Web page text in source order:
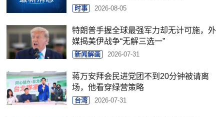
时事 2026-08-05
特朗普手握全球最强军力却无计可施，外
媒揭美伊战争“无解三选一”
新闻解画 2026-07-31
蒋万安拜会民进党团不到20分钟被请离
场，他看穿绿营策略
台湾 2026-07-31